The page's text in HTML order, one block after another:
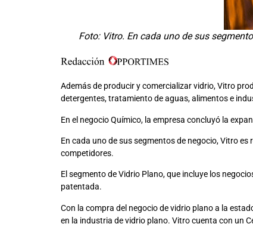
Foto: Vitro. En cada uno de sus
Además de producir y comercializar vidrio, Vitro
detergentes, tratamiento de aguas, alimentos e
En el negocio Químico, la empresa concluyó la
En cada uno de sus segmentos de negocio, Vitro
competidores.
El segmento de Vidrio Plano, que incluye los
patentada.
Con la compra del negocio de vidrio plano a la
en la industria de vidrio plano. Vitro cuenta con un